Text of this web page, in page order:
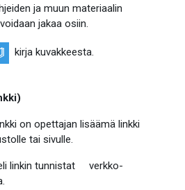
ja muun materiaalin
jakaa osiin.
kirja kuvakkeesta.
on opettajan lisäämä linkki
tai sivulle.
linkin tunnistat verkko-